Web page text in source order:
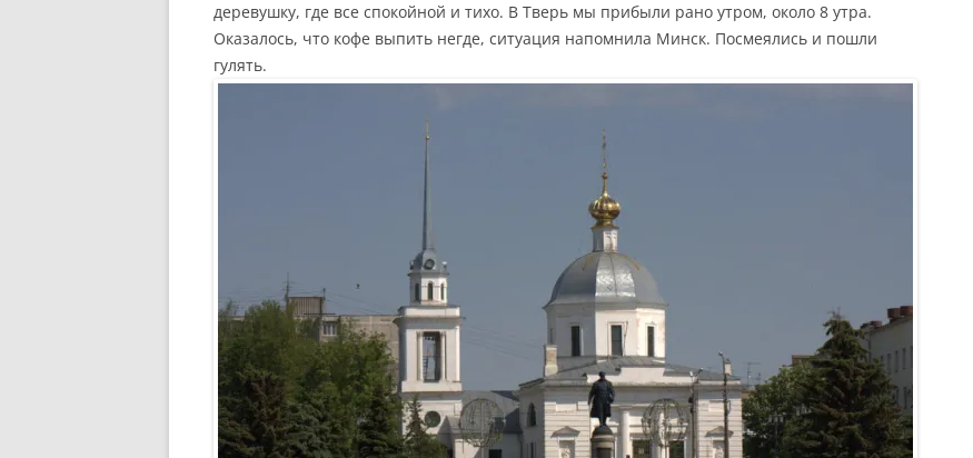
деревушку, где все спокойной и тихо. В Тверь мы прибыли рано утром, около 8 утра.
Оказалось, что кофе выпить негде, ситуация напомнила Минск. Посмеялись и пошли
гулять.